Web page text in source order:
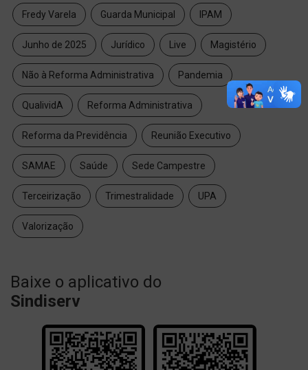
Fredy Varela Guarda Municipal IPAM
Junho de 2025 Jurídico Live Magistério
Não à Reforma Administrativa Pandemia
QualividA Reforma Administrativa
Reforma da Previdência Reunião Executivo
SAMAE Saúde Sede Campestre
Terceirização Trimestralidade UPA
Valorização
Baixe o aplicativo do
Sindiserv